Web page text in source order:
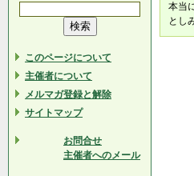
このページについて
主催者について
メルマガ登録と解除
サイトマップ
お問合せ
主催者へのメール
本当
とし